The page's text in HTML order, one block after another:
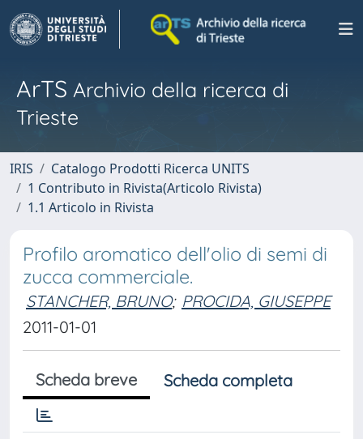
ArTS Archivio della ricerca di
Trieste
IRIS
Catalogo Prodotti Ricerca UNITS
1 Contributo in Rivista(Articolo Rivista)
1.1 Articolo in Rivista
Profilo aromatico dell'olio di semi di
zucca commerciale.
STANCHER, BRUNO; PROCIDA, GIUSEPPE
2011-01-01
Scheda breve Scheda completa